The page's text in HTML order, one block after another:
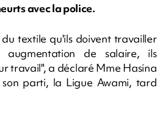
avec la police.
textile qu'ils doivent travailler
de salaire, ils
travail", a déclaré Mme Hasina
parti, la Ligue Awami, tard